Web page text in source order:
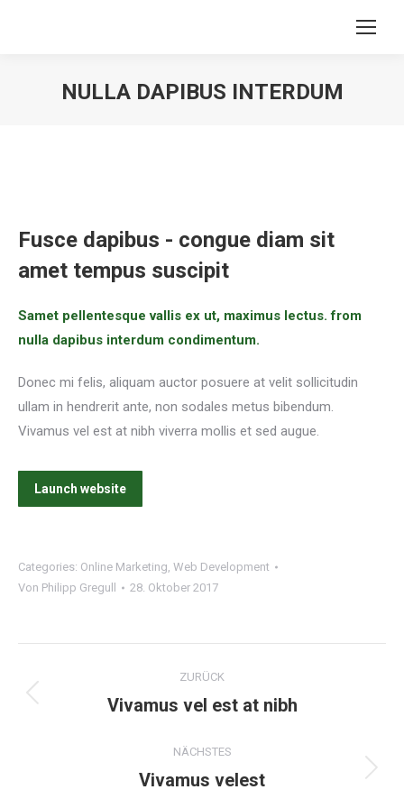
NULLA DAPIBUS INTERDUM
Fusce dapibus - congue diam sit
amet tempus suscipit
Samet pellentesque vallis ex ut, maximus lectus. from
nulla dapibus interdum condimentum.
Donec mi felis, aliquam auctor posuere at velit sollicitudin
ullam in hendrerit ante, non sodales metus bibendum.
Vivamus vel est at nibh viverra mollis et sed augue.
Launch website
Categories: Online Marketing, Web Development
Von Philipp Gregull 28. Oktober 2017
navigation
ZURÜCK
Previous
Vivamus vel est at nibh
NÄCHSTES
Next
Vivamus velest